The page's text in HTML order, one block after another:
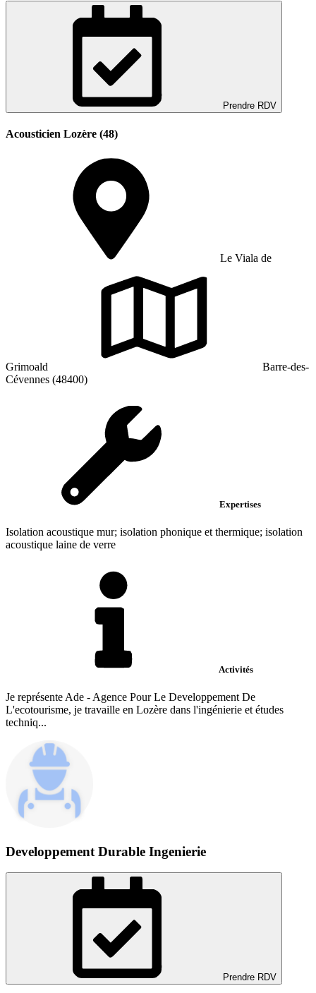
Prendre RDV
Acousticien Lozère (48)
Le Viala de
Grimoald
Barre-des-
Cévennes (48400)
Expertises
Isolation acoustique mur; isolation phonique et thermique; isolation
acoustique laine de verre
Activités
Je représente Ade - Agence Pour Le Developpement De
L'ecotourisme, je travaille en Lozère dans l'ingénierie et études
techniq...
Developpement Durable Ingenierie
Prendre RDV